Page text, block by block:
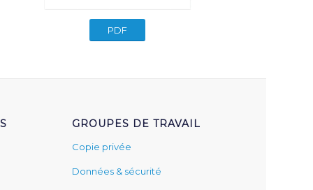
PDF
GROUPES DE TRAVAIL
Copie privée
Données & sécurité